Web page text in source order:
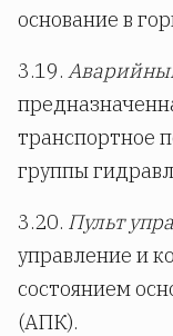
основание в
3.19.
транспортное
группы
3.20. Пульт
управление и
состоянием
(АПК).